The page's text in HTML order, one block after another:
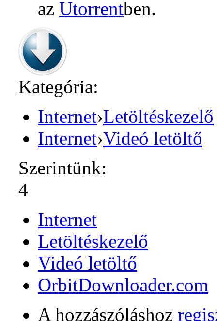
az Utorrentben.
Kategória:
Internet›Letöltéskezelő
Internet›Videó letöltő
Szerintünk:
4
Internet
Letöltéskezelő
Videó letöltő
OrbitDownloader.com
A hozzászóláshoz